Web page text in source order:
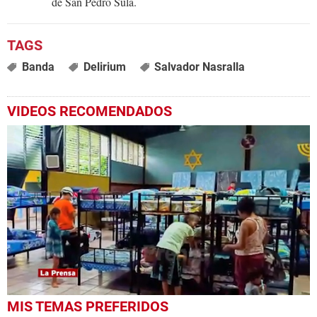
Banda Delirium Salvador Nasralla
VIDEOS RECOMENDADOS
0
seconds
MIS TEMAS PREFERIDOS